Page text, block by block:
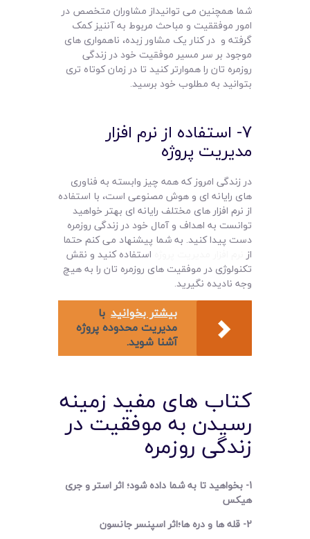
شما همچنین می توانیداز مشاوران متخصص در
امور موفققیت و مباحث مربوط به آننیز کمک
گرفته و در کنار یک مشاور زبده، ناهمواری های
موجود بر سر مسیر موفقیت خود در زندگی
روزمره تان را هموارتر کنید تا در زمان کوتاه تری
بتوانید به مطلوب خود برسید.
7- استفاده از نرم افزار
مدیریت پروژه
در زندگی امروز که همه چیز وابسته به فناوری
های رایانه ای و هوش مصنوعی است، با استفاده
از نرم افزار های مختلف رایانه ای بهتر خواهید
توانست به اهداف و آمال خود در زندگی روزمره
دست پیدا کنید. به شما پیشنهاد می کنم حتما
از
استفاده کنید و نقش
تکنولوژی در موفقیت های روزمره تان را به هیچ
وجه نادیده نگیرید.
بیشتر بخوانید با
مديريت محدوده پروژه
آشنا شويد.
کتاب های مفید زمینه
رسیدن به موفقیت در
زندگی روزمره
1- بخواهید تا به شما داده شود؛ اثر استر و جری
هیکس
2- قله ها و دره ها؛اثر اسپنسر جانسون